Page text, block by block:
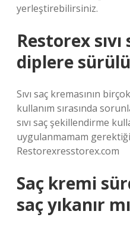
yerleştirebilirsiniz.
Restorex
diplere
Sıvı saç kremasının
kullanım sırasında
sıvı saç şekillendirme
uygulanmamam
Restorexresstorex.com
Saç kremi
saç yıkanır